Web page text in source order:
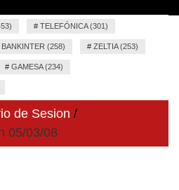
# TELEFÓNICA (301)
BANKINTER (258) # ZELTIA (253)
# GAMESA (234)
de Sesion
05/03/08